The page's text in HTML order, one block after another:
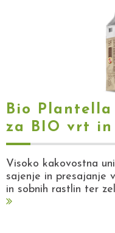
Bio Plantella
za BIO vrt in
Visoko kakovostna
sajenje in presajanje
in sobnih rastlin ter